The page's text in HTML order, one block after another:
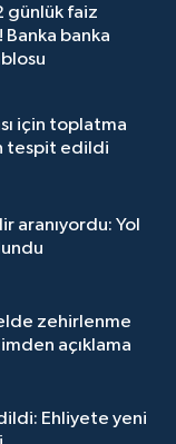
günlük faiz
banka
için toplatma
tespit edildi
aranıyordu: Yol
zehirlenme
açıklama
Ehliyete yeni